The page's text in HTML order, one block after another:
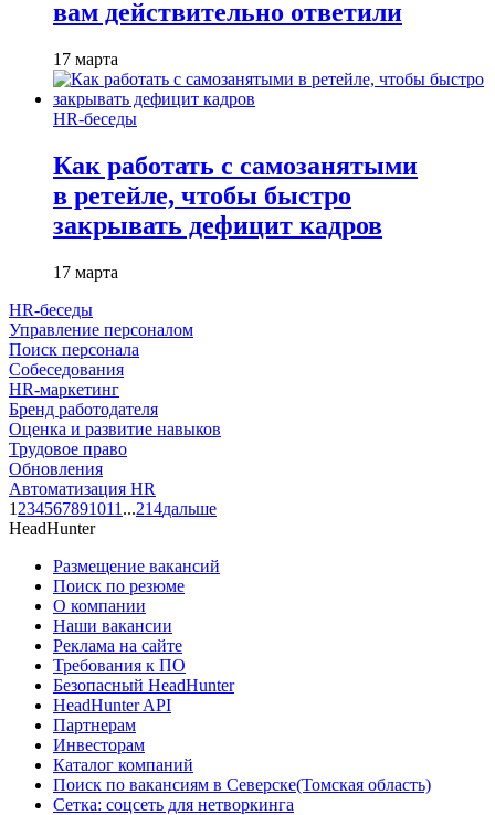
вам действительно ответили
17 марта
HR-беседы
Как работать с самозанятыми
в ретейле, чтобы быстро
закрывать дефицит кадров
17 марта
HR-беседы
Управление персоналом
Поиск персонала
Собеседования
HR-маркетинг
Бренд работодателя
Оценка и развитие навыков
Трудовое право
Обновления
Автоматизация HR
1 234567891011 ...214дальше
HeadHunter
Размещение вакансий
Поиск по резюме
О компании
Наши вакансии
Реклама на сайте
Требования к ПО
Безопасный HeadHunter
HeadHunter API
Партнерам
Инвесторам
Каталог компаний
Поиск по вакансиям в Северске(Томская область)
Сетка: соцсеть для нетворкинга